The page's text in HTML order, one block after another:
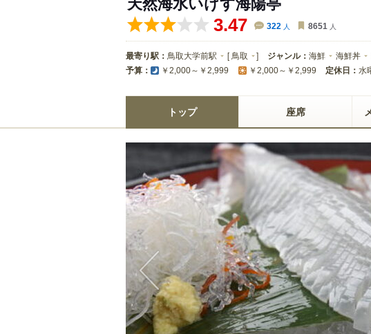
3.47 322 人 8651 人
最寄り駅： 鳥取大学前駅 [ 鳥取 ] ジャンル： 海鮮 海鮮丼
予算： ￥2,000～￥2,999 ￥2,000～￥2,999 定休日： 水
トップ 座席